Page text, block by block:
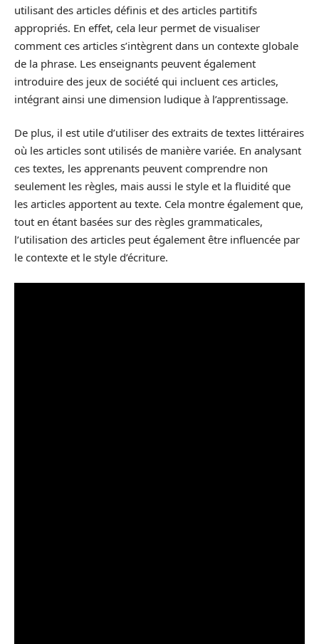
utilisant des articles définis et des articles partitifs
appropriés. En effet, cela leur permet de visualiser
comment ces articles s’intègrent dans un contexte globale
de la phrase. Les enseignants peuvent également
introduire des jeux de société qui incluent ces articles,
intégrant ainsi une dimension ludique à l’apprentissage.
De plus, il est utile d’utiliser des extraits de textes littéraires
où les articles sont utilisés de manière variée. En analysant
ces textes, les apprenants peuvent comprendre non
seulement les règles, mais aussi le style et la fluidité que
les articles apportent au texte. Cela montre également que,
tout en étant basées sur des règles grammaticales,
l’utilisation des articles peut également être influencée par
le contexte et le style d’écriture.